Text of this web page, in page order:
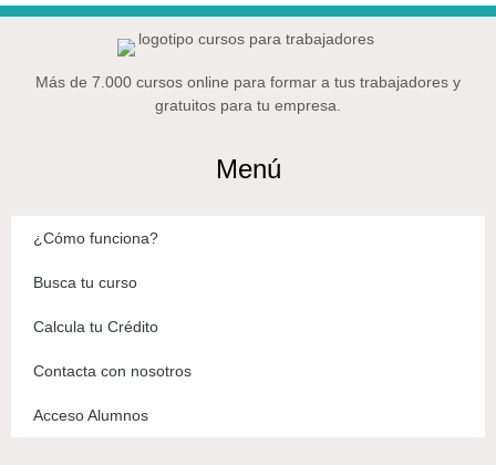
Más de 7.000 cursos online para formar a tus trabajadores y
gratuitos para tu empresa.
Menú
¿Cómo funciona?
Busca tu curso
Calcula tu Crédito
Contacta con nosotros
Acceso Alumnos